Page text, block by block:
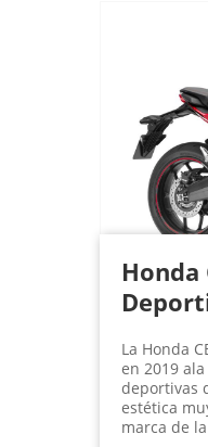
Honda
La Honda
en 2019
deportivas
estética
marca de